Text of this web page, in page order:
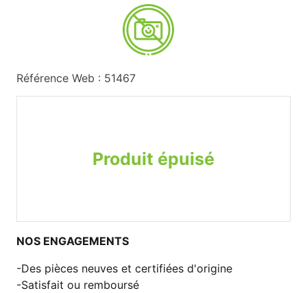
Référence Web : 51467
Produit épuisé
NOS ENGAGEMENTS
Des pièces neuves et certifiées d'origine
Satisfait ou remboursé